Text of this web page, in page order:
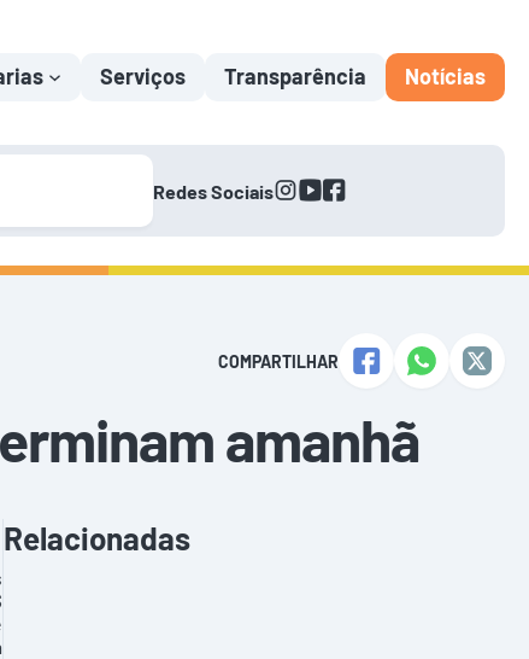
Serviços Transparência Notícias
Redes Sociaisinstagram
youtube
facebook
COMPARTILHAR
amanhã
Relacionadas